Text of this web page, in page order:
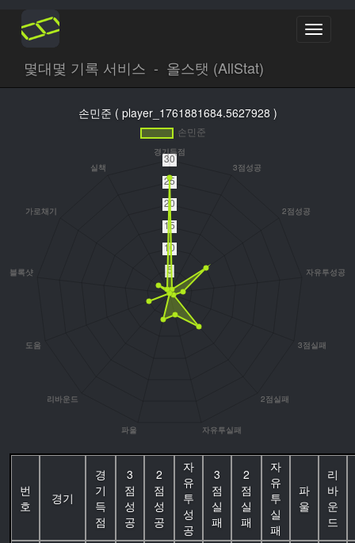
Toggle
몇대몇 기록 서비스 - 올스탯 (AllStat)
손민준 ( player_1761881684.5627928 )
번
호
경기
경
기
득
점
3
점
성
공
2
점
성
공
자
유
투
성
공
3
점
실
패
2
점
실
패
자
유
투
실
패
파
울
리
바
운
드